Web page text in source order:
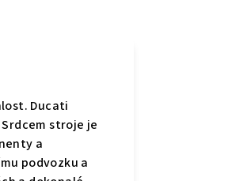
Ducati
stroje je
a
podvozku a